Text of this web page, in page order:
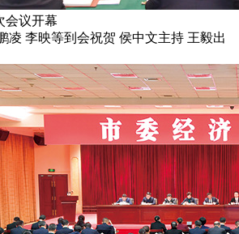
会议开幕
凌 李映等到会祝贺 侯中文主持 王毅出